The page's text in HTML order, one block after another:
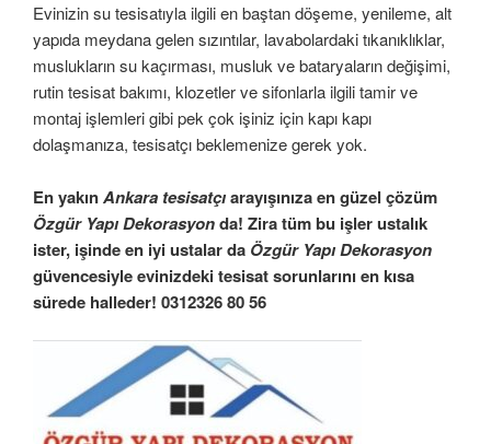
Evinizin su tesisatıyla ilgili en baştan döşeme, yenileme, alt
yapıda meydana gelen sızıntılar, lavabolardaki tıkanıklıklar,
muslukların su kaçırması, musluk ve bataryaların değişimi,
rutin tesisat bakımı, klozetler ve sifonlarla ilgili tamir ve
montaj işlemleri gibi pek çok işiniz için kapı kapı
dolaşmanıza, tesisatçı beklemenize gerek yok.
En yakınAnkara tesisatçıarayışınıza en güzel çözüm
Özgür Yapı Dekorasyonda! Zira tüm bu işler ustalık
ister, işinde en iyi ustalar da Özgür Yapı Dekorasyon
güvencesiyle evinizdeki tesisat sorunlarını en kısa
sürede halleder! 0312326 80 56